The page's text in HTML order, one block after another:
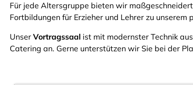
Für jede Altersgruppe bieten wir
Fortbildungen für Erzieher und Lehrer zu unserem
Unser Vortragssaal ist mit modernster Technik
Catering an. Gerne unterstützen wir Sie bei der